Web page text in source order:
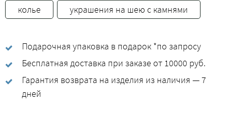
колье
украшения на шею с камнями
Подарочная упаковка в подарок *по запросу
Бесплатная доставка при заказе от 10000 руб.
Гарантия возврата на изделия из наличия — 7
дней